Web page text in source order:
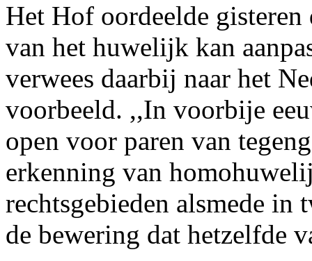
Het Hof oordeelde
van het huwelijk kan
verwees daarbij naar het
voorbeeld. ,,In voorbije
open voor paren van
erkenning van
rechtsgebieden alsmede in
de bewering dat hetzelfde